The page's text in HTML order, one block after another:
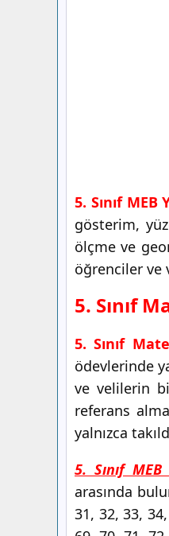
5. Sınıf
gösterim,
ölçme ve
öğrenciler ve
5. Sınıf
5. Sınıf
ödevlerinde
ve velilerin
referans
yalnızca
5. Sınıf
arasında
31, 32, 33,